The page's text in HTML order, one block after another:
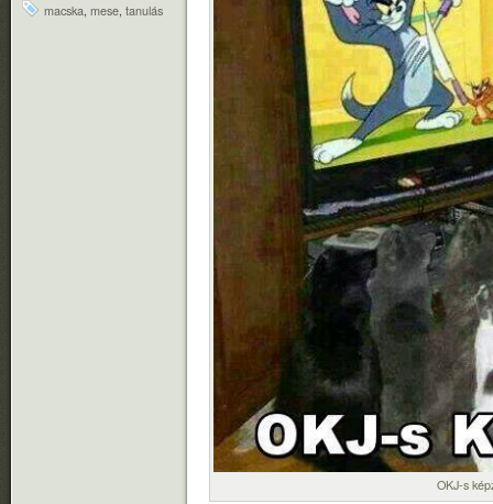
macska mese tanulás
OKJ-s